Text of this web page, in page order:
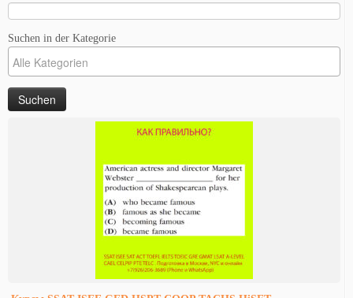
Suchen in der Kategorie